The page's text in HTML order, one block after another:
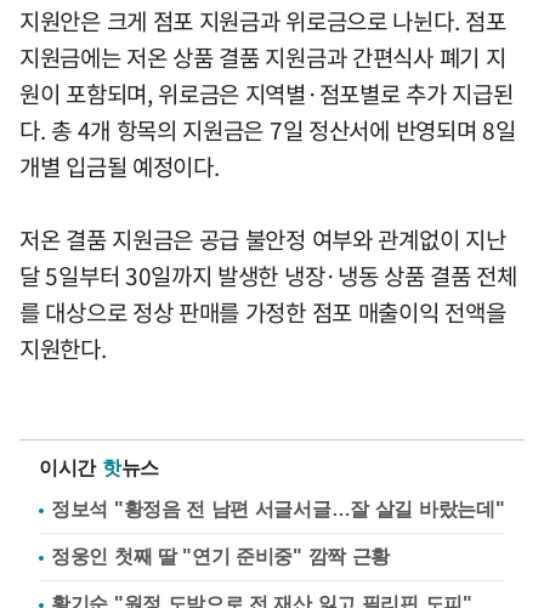
지원안은 크게 점포 지원금과 위로금으로 나뉜다. 점포
지원금에는 저온 상품 결품 지원금과 간편식사 폐기 지
원이 포함되며, 위로금은 지역별·점포별로 추가 지급된
다. 총 4개 항목의 지원금은 7일 정산서에 반영되며 8일
개별 입금될 예정이다.
저온 결품 지원금은 공급 불안정 여부와 관계없이 지난
달 5일부터 30일까지 발생한 냉장·냉동 상품 결품 전체
를 대상으로 정상 판매를 가정한 점포 매출이익 전액을
지원한다.
이시간 핫뉴스
정보석 "황정음 전 남편 서글서글…잘 살길 바랐는데"
정웅인 첫째 딸 "연기 준비중" 깜짝 근황
황기순 "원정 도박으로 전 재산 잃고 필리핀 도피"